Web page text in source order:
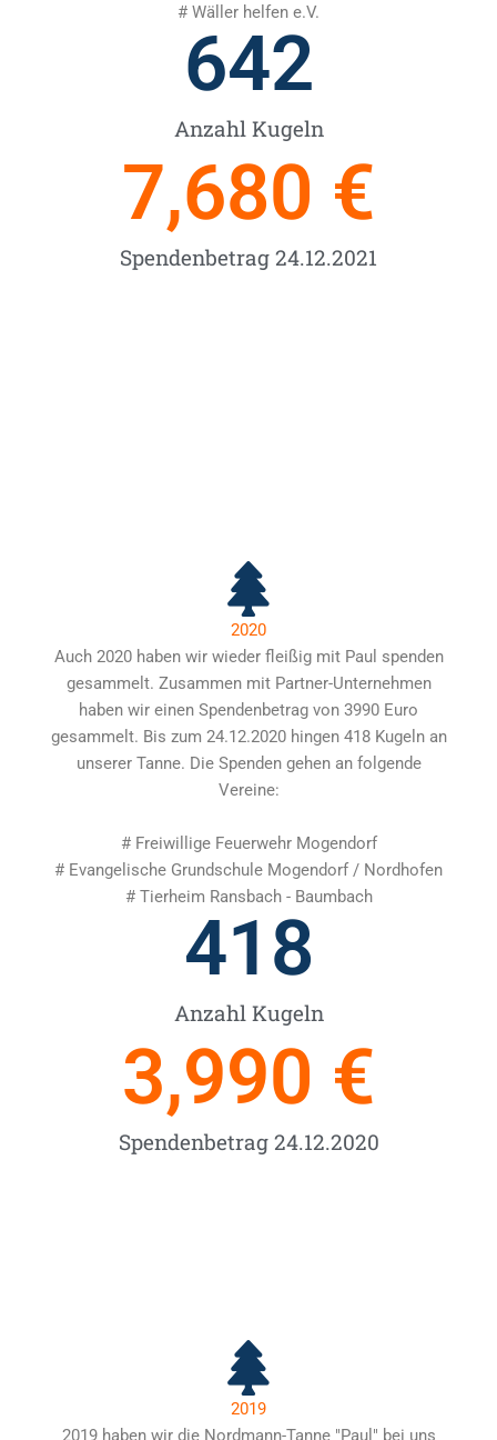
# Wäller helfen e.V.
Anzahl Kugeln
642
Spendenbetrag 24.12.2021
7,680 €
2020
Auch 2020 haben wir wieder fleißig mit Paul spenden
gesammelt. Zusammen mit Partner-Unternehmen
haben wir einen Spendenbetrag von 3990 Euro
gesammelt. Bis zum 24.12.2020 hingen 418 Kugeln an
unserer Tanne. Die Spenden gehen an folgende
Vereine:
# Freiwillige Feuerwehr Mogendorf
# Evangelische Grundschule Mogendorf / Nordhofen
# Tierheim Ransbach - Baumbach
Anzahl Kugeln
418
Spendenbetrag 24.12.2020
3,990 €
2019
2019 haben wir die Nordmann-Tanne "Paul" bei uns